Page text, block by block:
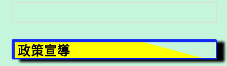
搜
尋
政策宣導